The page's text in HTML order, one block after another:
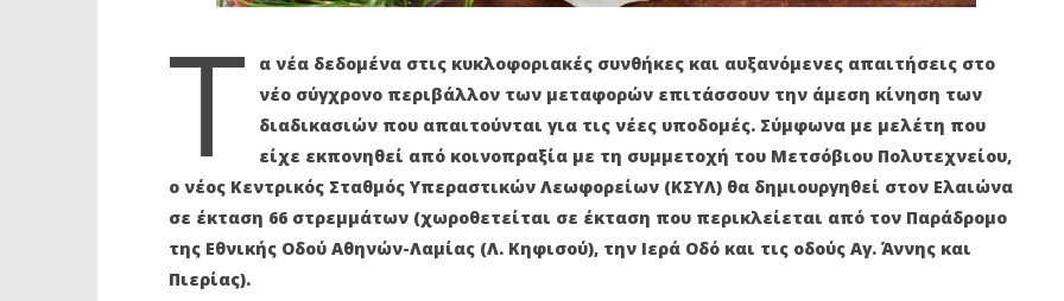
Τ
α νέα δεδομένα στις κυκλοφοριακές συνθήκες και αυξανόμενες απαιτήσεις στο
νέο σύγχρονο περιβάλλον των μεταφορών επιτάσσουν την άμεση κίνηση των
διαδικασιών που απαιτούνται για τις νέες υποδομές. Σύμφωνα με μελέτη που
είχε εκπονηθεί από κοινοπραξία με τη συμμετοχή του Μετσόβιου Πολυτεχνείου,
ο νέος Κεντρικός Σταθμός Υπεραστικών Λεωφορείων (ΚΣΥΛ) θα δημιουργηθεί στον Ελαιώνα
σε έκταση 66 στρεμμάτων (χωροθετείται σε έκταση που περικλείεται από τον Παράδρομο
της Εθνικής Οδού Αθηνών-Λαμίας (Λ. Κηφισού), την Ιερά Οδό και τις οδούς Αγ. Άννης και
Πιερίας).